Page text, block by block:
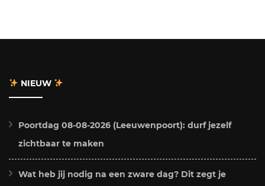
NIEUW
Poortdag 08-08-2026 (Leeuwenpoort): durf jezelf
zichtbaar te maken
Wat heb jij nodig na een zware dag? Dit zegt je